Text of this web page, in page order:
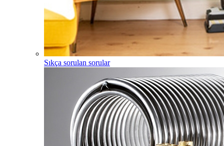
Sıkça sorulan sorular